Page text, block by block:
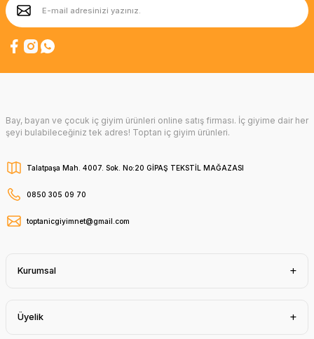
Bay, bayan ve çocuk iç giyim ürünleri online satış firması. İç giyime dair her
şeyi bulabileceğiniz tek adres! Toptan iç giyim ürünleri.
Talatpaşa Mah. 4007. Sok. No:20 GİPAŞ TEKSTİL MAĞAZASI
0850 305 09 70
toptanicgiyimnet@gmail.com
Kurumsal
Üyelik